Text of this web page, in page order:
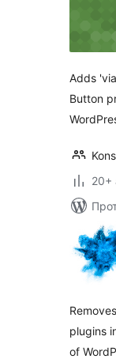
Adds
Button
20+
plugins
of